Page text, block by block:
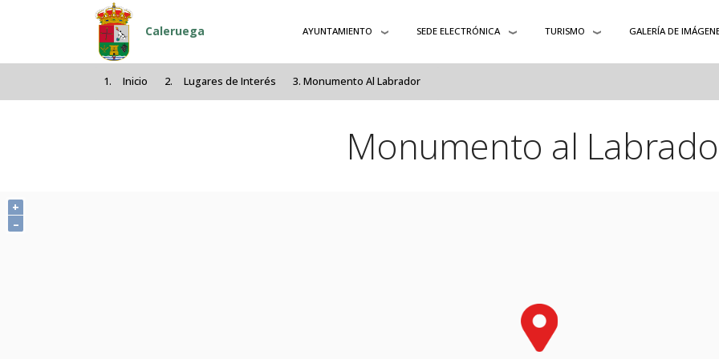
Pasar al contenido principal
Caleruega AYUNTAMIENTO SEDE ELECTRÓNICA TURISMO GALERÍA DE
Inicio Lugares de Interés Monumento Al Labrador
Monumento al
+
–